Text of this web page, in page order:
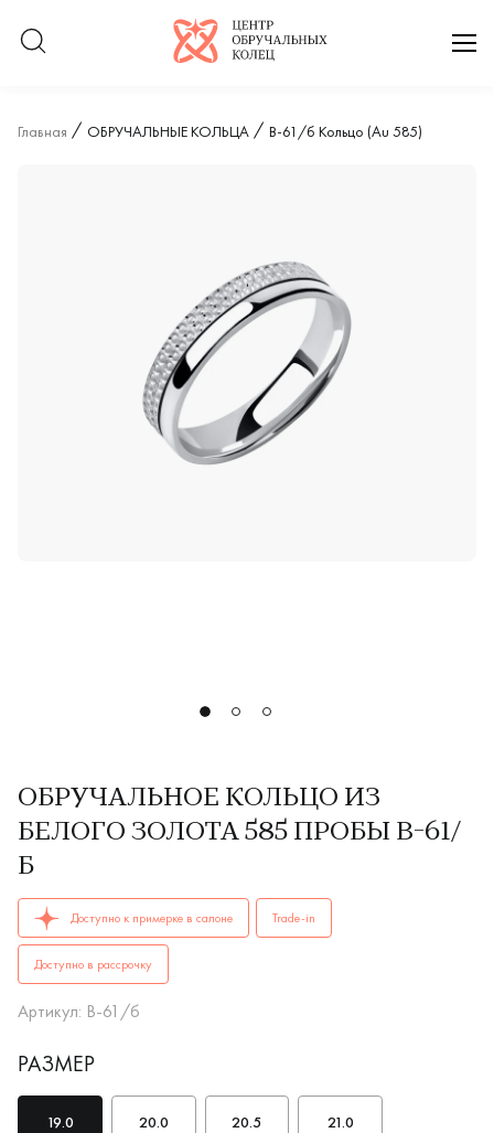
Логотип компании
Главная ОБРУЧАЛЬНЫЕ КОЛЬЦА В-61/б Кольцо (Au 585)
ОБРУЧАЛЬНОЕ КОЛЬЦО ИЗ
БЕЛОГО ЗОЛОТА 585 ПРОБЫ В-61/
Б
ОБРУЧАЛЬНЫЕ КОЛЬЦА мужские, парные В-61/б AU 585
Доступно к примерке в салоне Trade-in
Доступно в рассрочку
Артикул: В-61/б
РАЗМЕР
19.0 20.0 20.5 21.0